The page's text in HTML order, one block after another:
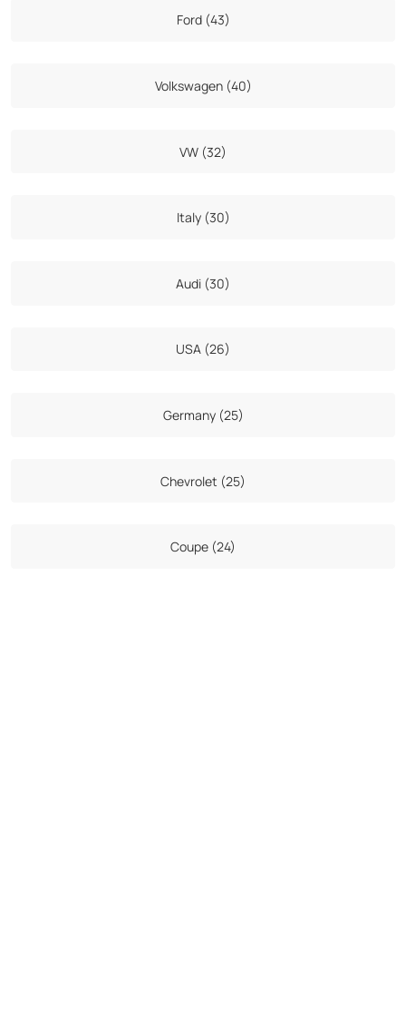
Ford (43)
Volkswagen (40)
VW (32)
Italy (30)
Audi (30)
USA (26)
Germany (25)
Chevrolet (25)
Coupe (24)